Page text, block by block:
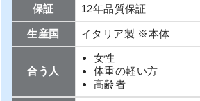
保証 12年品質保証
生産国 イタリア製 ※本体
合う人
女性
体重の軽い方
高齢者